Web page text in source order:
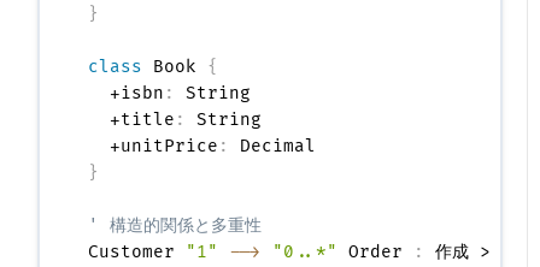
}
class Book {
  +isbn
:
String
  +title
:
String
  +unitPrice
:
}
' 構造的関係と多重性
Customer
"1" --> "0..*" Order :
作成 >